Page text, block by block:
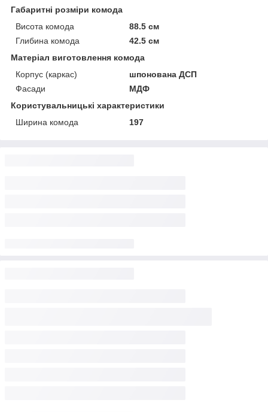
Габаритні розміри комода
Висота комода
88.5 см
Глибина комода
42.5 см
Матеріал виготовлення комода
Корпус (каркас)
шпонована ДСП
Фасади
МДФ
Користувальницькі характеристики
Ширина комода
197